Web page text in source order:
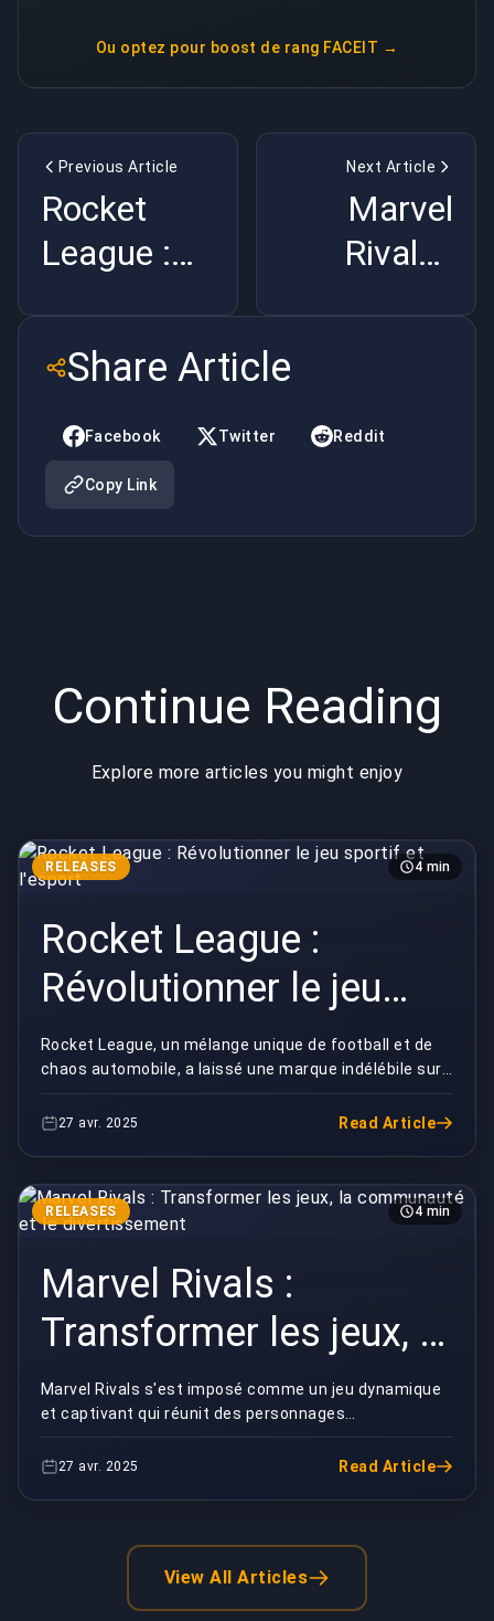
Ou optez pour boost de rang FACEIT →
Previous Article
Rocket
League :
Révolutionner
le jeu
sportif et
l'esport
Next Article
Marvel
Rivals :
communauté
Share Article
Facebook Twitter Reddit
Copy Link
Continue Reading
Explore more articles you might enjoy
RELEASES 4 min
Rocket League :
Révolutionner le jeu
sportif et l'esport
Rocket League, un mélange unique de football et de
chaos automobile, a laissé une marque indélébile sur
le monde du jeu depuis sa sortie en 2015. Son ...
27 avr. 2025 Read Article
RELEASES 4 min
Marvel Rivals :
Transformer les jeux, la
communauté et le
divertissement
Marvel Rivals s'est imposé comme un jeu dynamique
et captivant qui réunit des personnages
emblématiques de l'univers Marvel dans des batailles
passion...
27 avr. 2025 Read Article
View All Articles